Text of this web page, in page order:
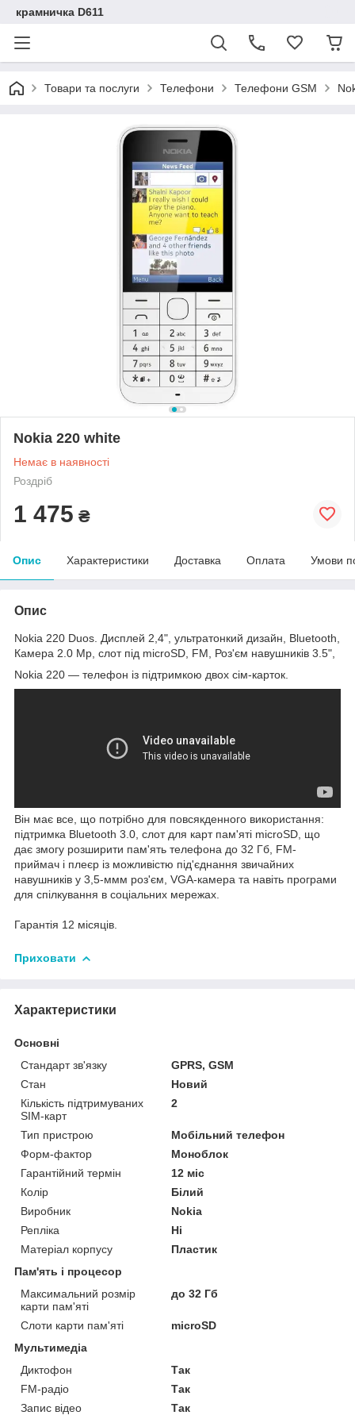
крамничка D611
Товари та послуги Телефони Телефони GSM
Nokia 220 white
Немає в наявності
Роздріб
1 475 ₴
Опис Характеристики Доставка Оплата Умови
Опис
Nokia 220 Duos. Дисплей 2,4", ультратонкий дизайн, Bluetooth,
Камера 2.0 Mp, слот під microSD, FM, Роз'єм навушників 3.5",
Nokia 220 — телефон із підтримкою двох сім-карток.
Він має все, що потрібно для повсякденного використання:
підтримка Bluetooth 3.0, слот для карт пам'яті microSD, що
дає змогу розширити пам'ять телефона до 32 Гб, FM-
приймач і плеєр із можливістю під'єднання звичайних
навушників у 3,5-ммм роз'єм, VGA-камера та навіть програми
для спілкування в соціальних мережах.
Гарантія 12 місяців.
Приховати
Характеристики
Основні
Стандарт зв'язку
GPRS, GSM
Стан
Новий
Кількість підтримуваних
SIM-карт
2
Тип пристрою
Мобільний телефон
Форм-фактор
Моноблок
Гарантійний термін
12 міс
Колір
Білий
Виробник
Nokia
Репліка
Ні
Матеріал корпусу
Пластик
Пам'ять і процесор
Максимальний розмір
карти пам'яті
до 32 Гб
Слоти карти пам'яті
microSD
Мультимедіа
Диктофон
Так
FM-радіо
Так
Запис відео
Так